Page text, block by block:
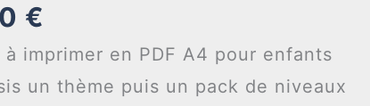
€
de
prix :
imprimer en PDF A4 pour enfants
un thème puis un pack de niveaux